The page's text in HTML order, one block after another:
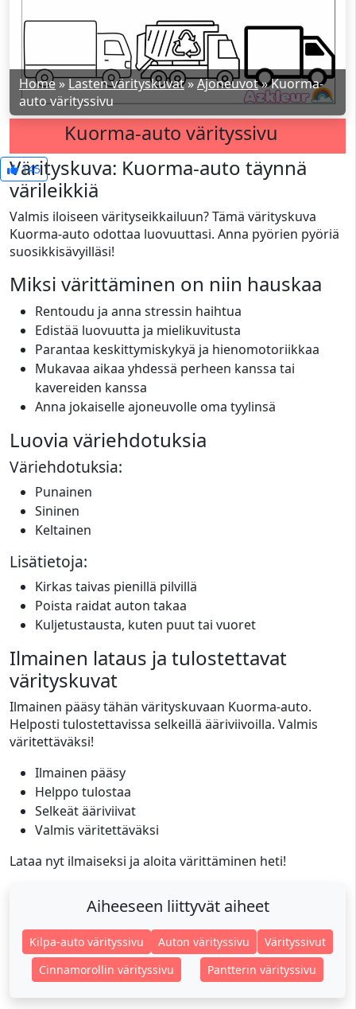
Home»Lasten värityskuvat»Ajoneuvot»Kuorma-
auto värityssivu
Kuorma-auto värityssivu
145
Värityskuva: Kuorma-auto täynnä
värileikkiä
Valmis iloiseen värityseikkailuun? Tämä värityskuva
Kuorma-auto odottaa luovuuttasi. Anna pyörien pyöriä
suosikkisävyilläsi!
Miksi värittäminen on niin hauskaa
Rentoudu ja anna stressin haihtua
Edistää luovuutta ja mielikuvitusta
Parantaa keskittymiskykyä ja hienomotoriikkaa
Mukavaa aikaa yhdessä perheen kanssa tai
kavereiden kanssa
Anna jokaiselle ajoneuvolle oma tyylinsä
Luovia väriehdotuksia
Väriehdotuksia:
Punainen
Sininen
Keltainen
Lisätietoja:
Kirkas taivas pienillä pilvillä
Poista raidat auton takaa
Kuljetustausta, kuten puut tai vuoret
Ilmainen lataus ja tulostettavat
värityskuvat
Ilmainen pääsy tähän värityskuvaan Kuorma-auto.
Helposti tulostettavissa selkeillä ääriviivoilla. Valmis
väritettäväksi!
Ilmainen pääsy
Helppo tulostaa
Selkeät ääriviivat
Valmis väritettäväksi
Lataa nyt ilmaiseksi ja aloita värittäminen heti!
Aiheeseen liittyvät aiheet
Kilpa-auto värityssivu Auton värityssivu
Värityssivut
Cinnamorollin värityssivu
Pantterin värityssivu